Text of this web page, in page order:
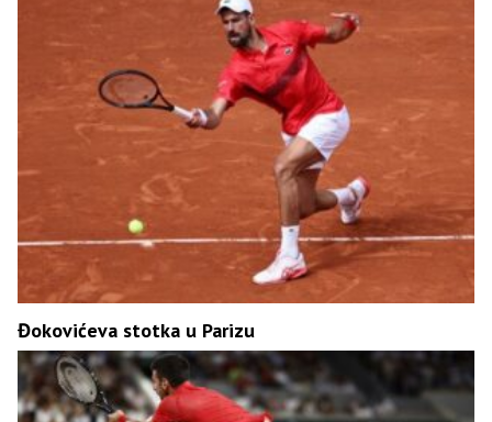
Đokovićeva stotka u Parizu